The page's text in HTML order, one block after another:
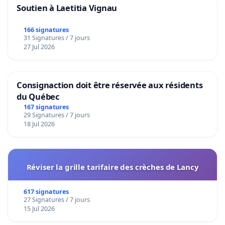
Soutien à Laetitia Vignau
166 signatures
31 Signatures / 7 jours
27 Jul 2026
Consignaction doit être réservée aux résidents
du Québec
167 signatures
29 Signatures / 7 jours
18 Jul 2026
Réviser la grille tarifaire des crèches de Lancy
617 signatures
27 Signatures / 7 jours
15 Jul 2026